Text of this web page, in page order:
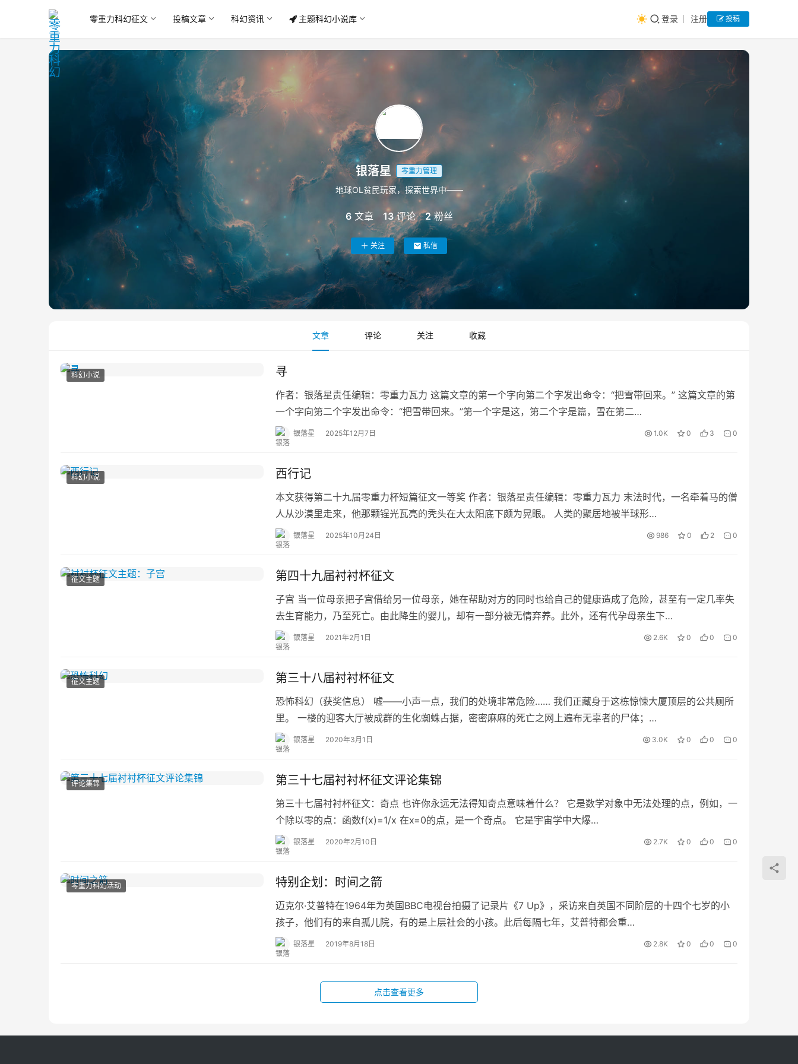
零重力科幻征文 投稿文章 科幻资讯 主题科幻小说库 登录 注册 投稿
银落星 零重力管理
地球OL贫民玩家，探索世界中——
6 文章 13 评论 2 粉丝
关注 私信
文章 评论 关注 收藏
科幻小说 寻
作者：银落星责任编辑：零重力瓦力 这篇文章的第一个字向第二个字发出命令：“把雪带回来。” 这篇文章的第
一个字向第二个字发出命令：“把雪带回来。”第一个字是这，第二个字是篇，雪在第二…
银落星 2025年12月7日 1.0K 0 3 0
科幻小说 西行记
本文获得第二十九届零重力杯短篇征文一等奖 作者：银落星责任编辑：零重力瓦力 末法时代，一名牵着马的僧
人从沙漠里走来，他那颗锃光瓦亮的秃头在大太阳底下颇为晃眼。 人类的聚居地被半球形…
银落星 2025年10月24日 986 0 2 0
征文主题 第四十九届衬衬杯征文
子宫 当一位母亲把子宫借给另一位母亲，她在帮助对方的同时也给自己的健康造成了危险，甚至有一定几率失
去生育能力，乃至死亡。由此降生的婴儿，却有一部分被无情弃养。此外，还有代孕母亲生下…
银落星 2021年2月1日 2.6K 0 0 0
征文主题 第三十八届衬衬杯征文
恐怖科幻（获奖信息） 嘘——小声一点，我们的处境非常危险…… 我们正藏身于这栋惊悚大厦顶层的公共厕所
里。 一楼的迎客大厅被成群的生化蜘蛛占据，密密麻麻的死亡之网上遍布无辜者的尸体；…
银落星 2020年3月1日 3.0K 0 0 0
评论集锦 第三十七届衬衬杯征文评论集锦
第三十七届衬衬杯征文：奇点 也许你永远无法得知奇点意味着什么？ 它是数学对象中无法处理的点，例如，一
个除以零的点：函数f(x)=1/x 在x=0的点，是一个奇点。 它是宇宙学中大爆…
银落星 2020年2月10日 2.7K 0 0 0
零重力科幻活动 特别企划：时间之箭
迈克尔·艾普特在1964年为英国BBC电视台拍摄了记录片《7 Up》，采访来自英国不同阶层的十四个七岁的小
孩子，他们有的来自孤儿院，有的是上层社会的小孩。此后每隔七年，艾普特都会重…
银落星 2019年8月18日 2.8K 0 0 0
点击查看更多